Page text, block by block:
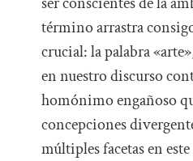
término arrastra
crucial: la palabra
en nuestro discurso
homónimo engañoso
concepciones
múltiples facetas en